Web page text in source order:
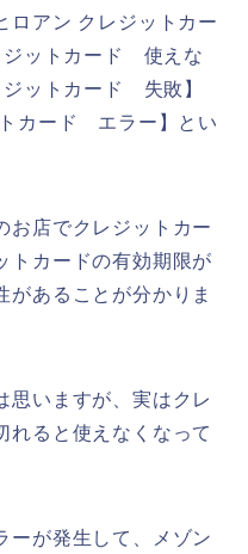
ロアン クレジットカー
ジットカード 使えな
ットカード 失敗】
トカード エラー】とい
お店でクレジットカー
トカードの有効期限が
があることが分かりま
思いますが、実はクレ
れると使えなくなって
ーが発生して、メゾン